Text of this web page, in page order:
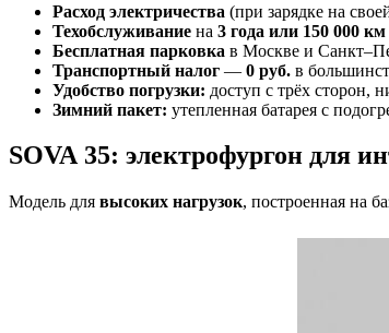
Расход электричества (при зарядке на
Техобслуживание на 3 года или 150 000 км
Бесплатная парковка в Москве и
Транспортный налог — 0 руб. в
Удобство погрузки: доступ с трёх сторон,
Зимний пакет: утепленная батарея с
SOVA 35: электрофургон для
Модель для высоких нагрузок, построенная на